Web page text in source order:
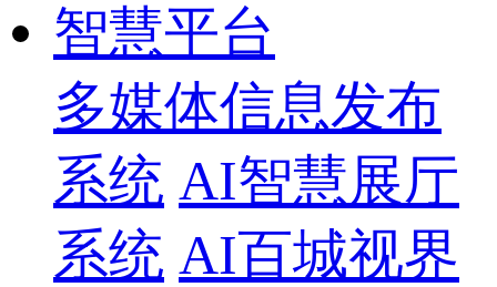
智慧平台
多媒体信息发布
系统 AI智慧展厅
系统 AI百城视界